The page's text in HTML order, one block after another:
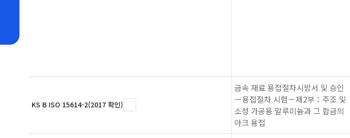
KS B ISO 15614-2(2017 확인)
금속 재료 용접절차시방서 및 승인
－용접절차 시험－제2부：주조 및
소성 가공용 알루미늄과 그 합금의
아크 용접